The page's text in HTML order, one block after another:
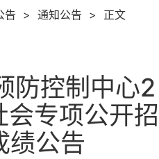
告 > 通知公告 > 正文
防控制中心2
专项公开招
绩公告